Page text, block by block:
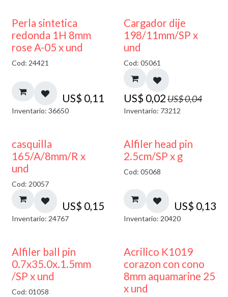
Perla sintetica
redonda 1H 8mm
rose A-05 x und
Cod: 24421
US$ 0,11
Inventario: 36650
50% DESCUENTO
Cargador dije
198/11mm/SP x
und
Cod: 05061
US$ 0,02US$0,04
Inventario: 73212
casquilla
165/A/8mm/R x
und
Cod: 20057
US$ 0,15
Inventario: 24767
Alfiler head pin
2.5cm/SP x g
Cod: 05068
US$ 0,13
Inventario: 20420
Alfiler ball pin
0.7x35.0x.1.5mm
/SP x und
Cod: 01058
Acrilico K1019
corazon con cono
8mm aquamarine 25
x und